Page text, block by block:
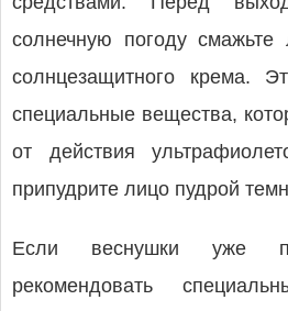
солнечную погоду
солнцезащитного крема.
специальные вещества,
от действия
припу­дрите лицо пудрой
Если веснушки уже
рекомендовать